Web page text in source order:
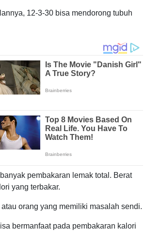
12-3-30 bisa mendorong tubuh
pembakaran lemak total. Berat
yang terbakar.
orang yang memiliki masalah sendi.
bermanfaat pada pembakaran kalori